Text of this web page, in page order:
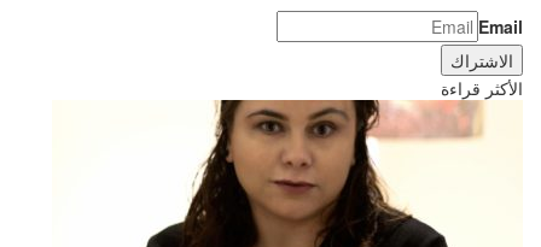
Email
الأكثر قراءة